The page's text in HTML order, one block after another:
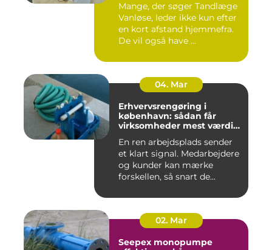
Mange, der søger Tandlæge
Vanløse, leder ikke kun efter
en kort afstand hjemmefra.
De vil også have ...
04. Mar
Erhvervsrengøring i
københavn: sådan får
virksomheder mest værdi
En ren arbejdsplads sender
et klart signal. Medarbejdere
og kunder kan mærke
forskellen, så snart de...
02. Mar
Seepex monopumpe